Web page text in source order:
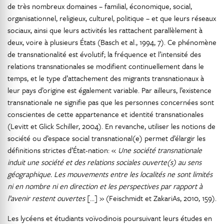
de très nombreux domaines – familial, économique, social,
organisationnel, religieux, culturel, politique – et que leurs réseaux
sociaux, ainsi que leurs activités les rattachent parallèlement à
deux, voire à plusieurs États (Basch et al., 1994, 7). Ce phénomène
de transnationalité est évolutif; la fréquence et l’intensité des
relations transnationales se modifient continuellement dans le
temps, et le type d’attachement des migrants transnationaux à
leur pays d’origine est également variable. Par ailleurs, l’existence
transnationale ne signifie pas que les personnes concernées sont
conscientes de cette appartenance et identité transnationales
(Levitt et Glick Schiller, 2004). En revanche, utiliser les notions de
société ou d’espace social transnational(e) permet d’élargir les
définitions strictes d’État-nation: « Une société transnationale
induit une société et des relations sociales ouverte(s) au sens
géographique. Les mouvements entre les localités ne sont limités
ni en nombre ni en direction et les perspectives par rapport à
l’avenir restent ouvertes[...] » (Feischmidt et ZakariAs, 2010, 159).
Les lycéens et étudiants voïvodinois poursuivant leurs études en